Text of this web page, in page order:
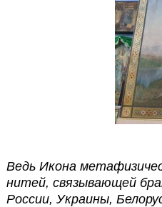
Ведь Икона
нитей, связывающей
России, Украины,